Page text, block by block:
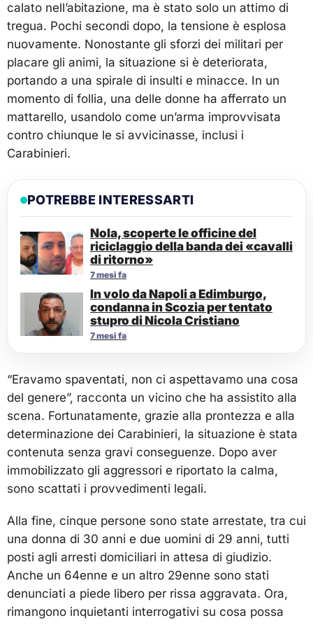
calato nell’abitazione, ma è stato solo un attimo di
tregua. Pochi secondi dopo, la tensione è esplosa
nuovamente. Nonostante gli sforzi dei militari per
placare gli animi, la situazione si è deteriorata,
portando a una spirale di insulti e minacce. In un
momento di follia, una delle donne ha afferrato un
mattarello, usandolo come un’arma improvvisata
contro chiunque le si avvicinasse, inclusi i
Carabinieri.
POTREBBE INTERESSARTI
Nola, scoperte le officine del
riciclaggio della banda dei «cavalli
di ritorno»
7 mesi fa
In volo da Napoli a Edimburgo,
condanna in Scozia per tentato
stupro di Nicola Cristiano
7 mesi fa
“Eravamo spaventati, non ci aspettavamo una cosa
del genere”, racconta un vicino che ha assistito alla
scena. Fortunatamente, grazie alla prontezza e alla
determinazione dei Carabinieri, la situazione è stata
contenuta senza gravi conseguenze. Dopo aver
immobilizzato gli aggressori e riportato la calma,
sono scattati i provvedimenti legali.
Alla fine, cinque persone sono state arrestate, tra cui
una donna di 30 anni e due uomini di 29 anni, tutti
posti agli arresti domiciliari in attesa di giudizio.
Anche un 64enne e un altro 29enne sono stati
denunciati a piede libero per rissa aggravata. Ora,
rimangono inquietanti interrogativi su cosa possa